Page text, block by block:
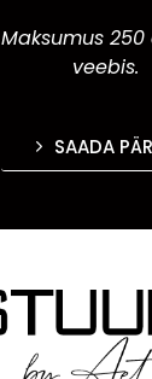
Maksumus
veebis.
SAADA